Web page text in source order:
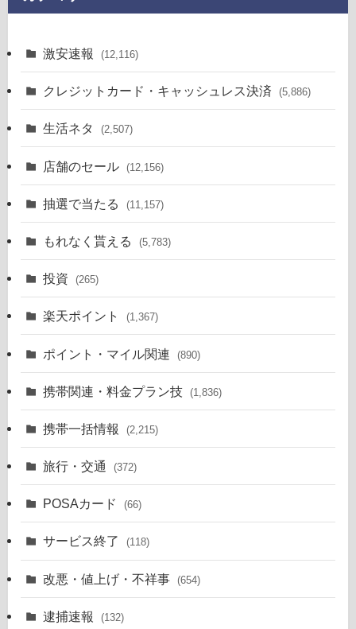
激安速報 (12,116)
クレジットカード・キャッシュレス決済 (5,886)
生活ネタ (2,507)
店舗のセール (12,156)
抽選で当たる (11,157)
もれなく貰える (5,783)
投資 (265)
楽天ポイント (1,367)
ポイント・マイル関連 (890)
携帯関連・料金プラン技 (1,836)
携帯一括情報 (2,215)
旅行・交通 (372)
POSAカード (66)
サービス終了 (118)
改悪・値上げ・不祥事 (654)
逮捕速報 (132)